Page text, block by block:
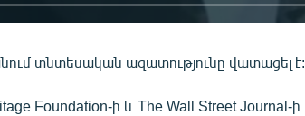
տնտեսական ազատությունը վատացել է:
Foundation-ի և The Wall Street Journal-ի